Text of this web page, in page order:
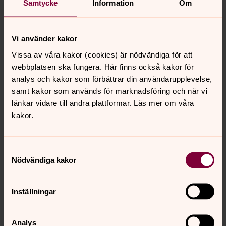
Samtycke Information Om
Vi använder kakor
Vissa av våra kakor (cookies) är nödvändiga för att
webbplatsen ska fungera. Här finns också kakor för
analys och kakor som förbättrar din användarupplevelse,
samt kakor som används för marknadsföring och när vi
länkar vidare till andra plattformar. Läs mer om våra
kakor.
Nödvändiga kakor
Inställningar
Analys
Liturgisk restaurering
med den liturgiska restaureringen av högmässan.
Skriftermålet (med skriftetal, syndabekännelse och
avlösning) hade dittills varit en fristående gudstjänst.
Denna infogades nu i högmässoritualet. I allmänkyrklig
ordning infördes en teologiskt fördjupande
nattvardsbön, som erinrade om Guds frälsningsgärning
genom Jesus och bad om Andens närvaro i
vardagar infördes, liksom ett ritual för barngudstjänst.
Nyheter var också alternativa ritual för konfirmation, och
ordningar för vigning av missionärer, diakoner och
och anvisningar skulle följas i varje detalj och också den
antagna gudstjänstmusiken fick förpliktande karaktär.